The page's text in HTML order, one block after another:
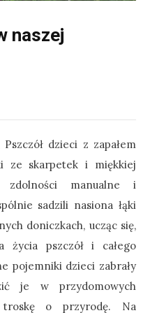
naszej
dzieci z zapałem
ze skarpetek i miękkiej
zdolności manualne i
sadzili nasiona łąki
doniczkach, ucząc się,
pszczół i całego
pojemniki dzieci zabrały
je w przydomowych
troskę o przyrodę. Na